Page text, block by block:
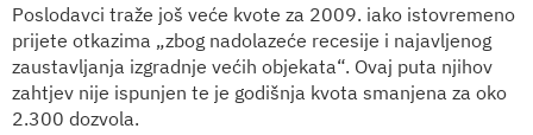
Poslodavci traže još veće kvote za 2009. iako istovremeno
prijete otkazima „zbog nadolazeće recesije i najavljenog
zaustavljanja izgradnje većih objekata“. Ovaj puta njihov
zahtjev nije ispunjen te je godišnja kvota smanjena za oko
2.300 dozvola.